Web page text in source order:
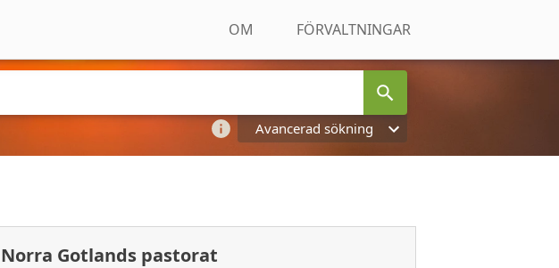
OM FÖRVALTNINGAR
Avancerad sökning
Norra Gotlands pastorat